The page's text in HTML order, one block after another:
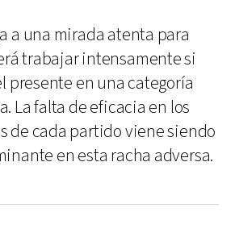
a una mirada atenta para
trabajar intensamente si
presente en una categoría
La falta de eficacia en los
de cada partido viene siendo
en esta racha adversa.